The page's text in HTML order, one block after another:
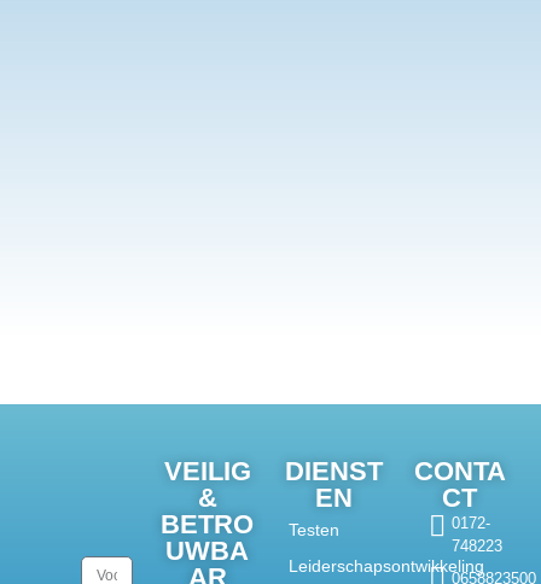
VEILIG
&
BETRO
UWBA
AR
DIENST
EN
Testen
Leiderschapsontwikkeling
CONTA
CT
0172-
748223
0658823500